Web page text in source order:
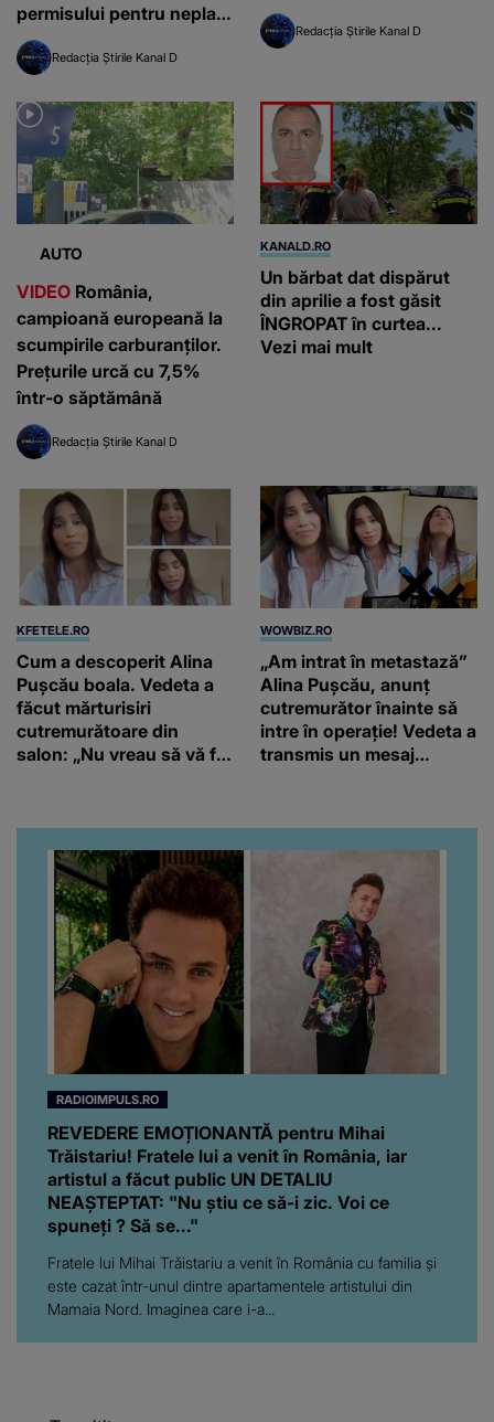
permisului pentru neplata
amenzilor auto
Redacția Știrile Kanal D
Redacția Știrile Kanal D
AUTO
VIDEO România,
campioană europeană la
scumpirile carburanților.
Prețurile urcă cu 7,5%
într-o săptămână
Redacția Știrile Kanal D
KANALD.RO
Un bărbat dat dispărut
din aprilie a fost găsit
ÎNGROPAT în curtea...
Vezi mai mult
KFETELE.RO
Cum a descoperit Alina
Pușcău boala. Vedeta a
făcut mărturisiri
cutremurătoare din
salon: „Nu vreau să vă fie
WOWBIZ.RO
„Am intrat în metastază”
Alina Pușcău, anunț
cutremurător înainte să
intre în operație! Vedeta a
transmis un mesaj
RADIOIMPULS.RO
REVEDERE EMOȚIONANTĂ pentru Mihai
Trăistariu! Fratele lui a venit în România, iar
artistul a făcut public UN DETALIU
NEAȘTEPTAT: "Nu știu ce să-i zic. Voi ce
spuneți ? Să se..."
Fratele lui Mihai Trăistariu a venit în România cu familia și
este cazat într-unul dintre apartamentele artistului din
Mamaia Nord. Imaginea care i-a...